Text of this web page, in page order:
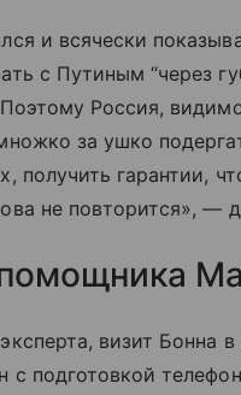
и всячески
с Путиным “через
Россия,
за ушко
получить гарантии,
не повторится», —
визит Бонна
с подготовкой